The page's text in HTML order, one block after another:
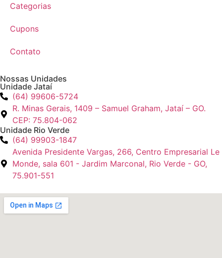
Categorias
Cupons
Contato
Nossas Unidades
Unidade Jataí
(64) 99606-5724
R. Minas Gerais, 1409 – Samuel Graham, Jataí – GO.
CEP: 75.804-062
Unidade Rio Verde
(64) 99903-1847
Avenida Presidente Vargas, 266, Centro Empresarial Le
Monde, sala 601 - Jardim Marconal, Rio Verde - GO,
75.901-551